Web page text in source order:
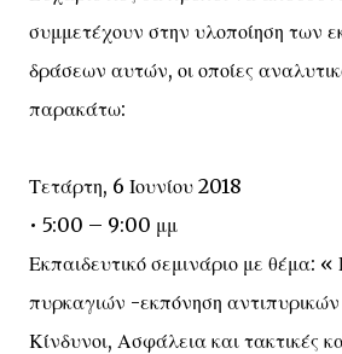
συμμετέχουν στην υλοποίηση των
δράσεων αυτών, οι οποίες
παρακάτω:
Τετάρτη, 6 Ιουνίου 2018
• 5:00 – 9:00 μμ
Εκπαιδευτικό σεμινάριο με θέμα:
πυρκαγιών -εκπόνηση
Κίνδυνοι, Ασφάλεια και τακτικές